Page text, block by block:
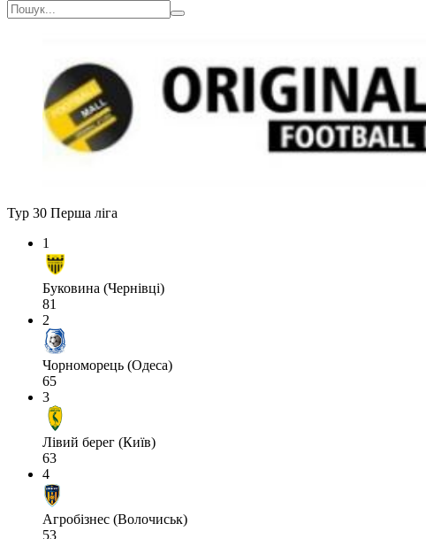
Тур 30 Перша ліга
1
Буковина (Чернівці)
81
2
Чорноморець (Одеса)
65
3
Лівий берег (Київ)
63
4
Агробізнес (Волочиськ)
53